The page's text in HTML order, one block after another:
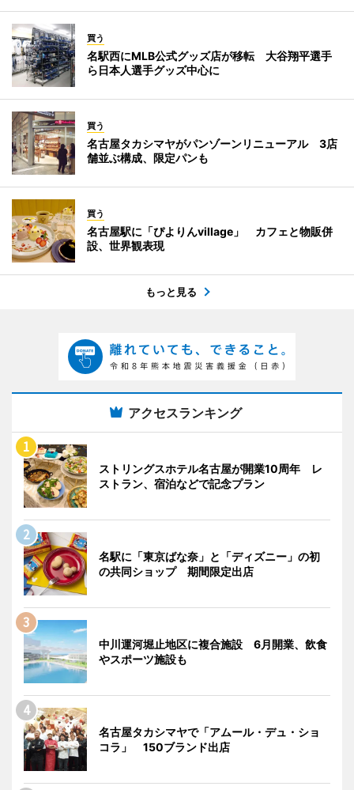
買う
名駅西にMLB公式グッズ店が移転 大谷翔平選手
ら日本人選手グッズ中心に
買う
名古屋タカシマヤがパンゾーンリニューアル 3店
舗並ぶ構成、限定パンも
買う
名古屋駅に「ぴよりんvillage」 カフェと物販併
設、世界観表現
もっと見る
アクセスランキング
ストリングスホテル名古屋が開業10周年 レ
ストラン、宿泊などで記念プラン
名駅に「東京ばな奈」と「ディズニー」の初
の共同ショップ 期間限定出店
中川運河堀止地区に複合施設 6月開業、飲食
やスポーツ施設も
名古屋タカシマヤで「アムール・デュ・ショ
コラ」 150ブランド出店